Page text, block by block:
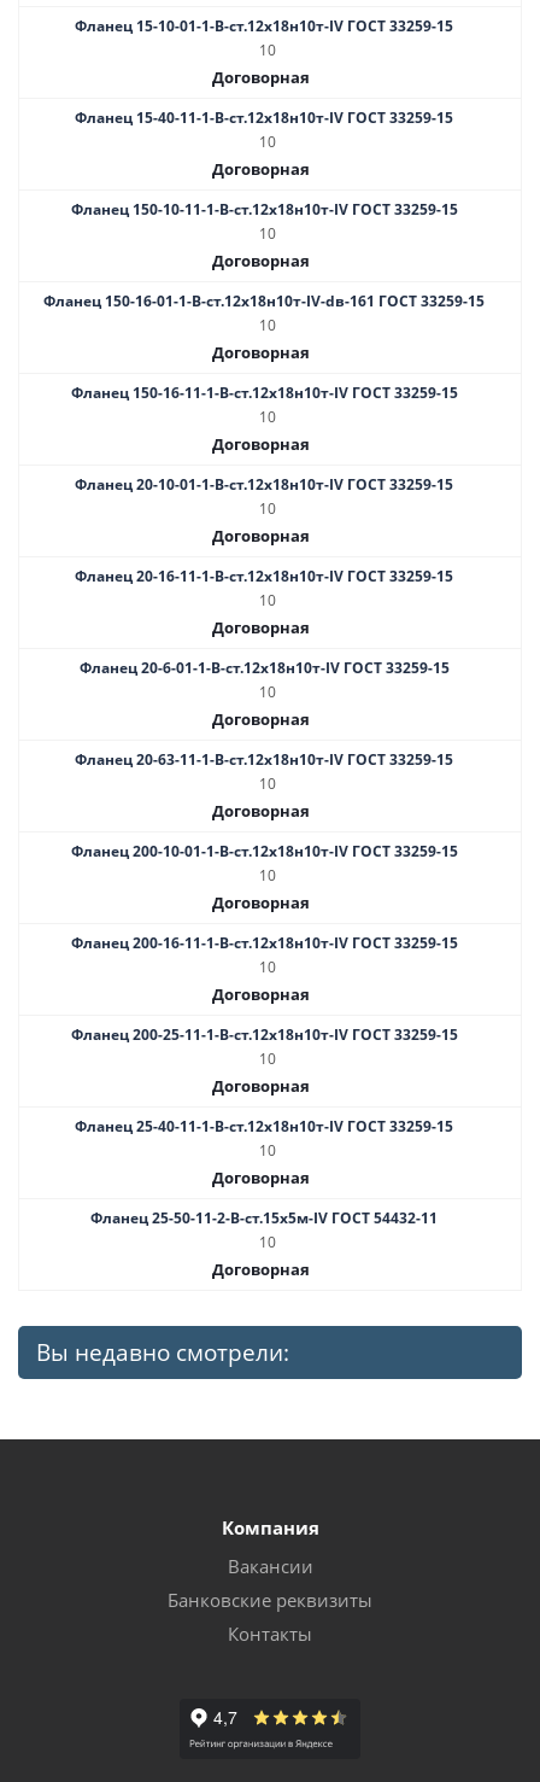
Фланец 15-10-01-1-В-ст.12х18н10т-IV ГОСТ 33259-15
10
Договорная
Фланец 15-40-11-1-B-ст.12х18н10т-IV ГОСТ 33259-15
10
Договорная
Фланец 150-10-11-1-В-ст.12х18н10т-IV ГОСТ 33259-15
10
Договорная
Фланец 150-16-01-1-B-ст.12х18н10т-IV-dв-161 ГОСТ 33259-15
10
Договорная
Фланец 150-16-11-1-B-ст.12х18н10т-IV ГОСТ 33259-15
10
Договорная
Фланец 20-10-01-1-В-ст.12х18н10т-IV ГОСТ 33259-15
10
Договорная
Фланец 20-16-11-1-B-ст.12х18н10т-IV ГОСТ 33259-15
10
Договорная
Фланец 20-6-01-1-В-ст.12х18н10т-IV ГОСТ 33259-15
10
Договорная
Фланец 20-63-11-1-B-ст.12х18н10т-IV ГОСТ 33259-15
10
Договорная
Фланец 200-10-01-1-В-ст.12х18н10т-IV ГОСТ 33259-15
10
Договорная
Фланец 200-16-11-1-B-ст.12х18н10т-IV ГОСТ 33259-15
10
Договорная
Фланец 200-25-11-1-В-ст.12х18н10т-IV ГОСТ 33259-15
10
Договорная
Фланец 25-40-11-1-B-ст.12х18н10т-IV ГОСТ 33259-15
10
Договорная
Фланец 25-50-11-2-B-ст.15х5м-IV ГОСТ 54432-11
10
Договорная
Вы недавно смотрели:
Компания
Вакансии
Банковские реквизиты
Контакты